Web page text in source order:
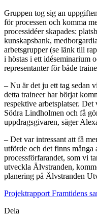
Gruppen tog sig an
för processen och komma
processidéer skapades:
kunskapsbank,
arbetsgrupper (se länk till
i höstas i ett idéseminarium
representanter för både
– Nu är det ju ett tag sedan
detta traineer har börjat
respektive arbetsplatser.
Södra Lindholmen och få
uppdragsgivaren, säger
­– Det var intressant att få
utförde och det finns många
processförfarandet, som vi
utveckla Älvstranden,
planering på Älvstranden
Projektrapport Framtidens
Dela